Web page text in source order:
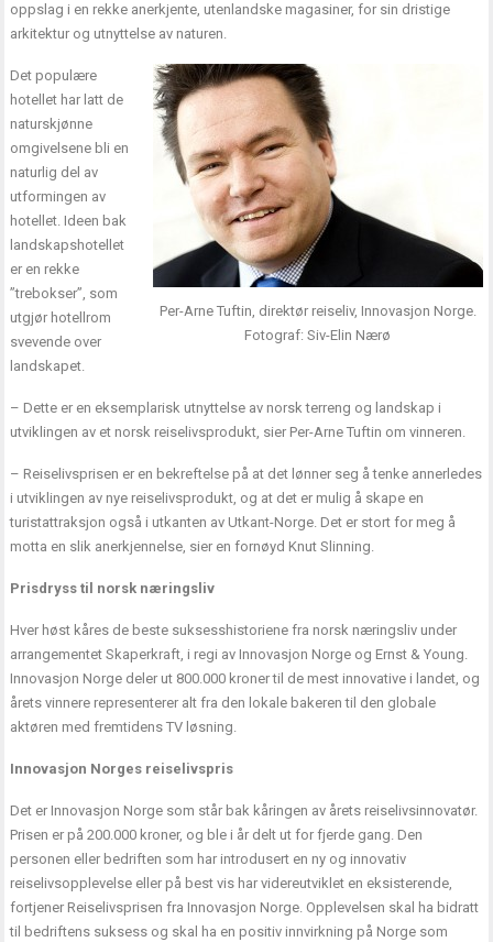
oppslag i en rekke anerkjente, utenlandske magasiner, for sin dristige
arkitektur og utnyttelse av naturen.
Per-Arne Tuftin, direktør reiseliv, Innovasjon Norge.
Fotograf: Siv-Elin Nærø
Det populære
hotellet har latt de
naturskjønne
omgivelsene bli en
naturlig del av
utformingen av
hotellet. Ideen bak
landskapshotellet
er en rekke
”trebokser”, som
utgjør hotellrom
svevende over
landskapet.
– Dette er en eksemplarisk utnyttelse av norsk terreng og landskap i
utviklingen av et norsk reiselivsprodukt, sier Per-Arne Tuftin om vinneren.
– Reiselivsprisen er en bekreftelse på at det lønner seg å tenke annerledes
i utviklingen av nye reiselivsprodukt, og at det er mulig å skape en
turistattraksjon også i utkanten av Utkant-Norge. Det er stort for meg å
motta en slik anerkjennelse, sier en fornøyd Knut Slinning.
Prisdryss til norsk næringsliv
Hver høst kåres de beste suksesshistoriene fra norsk næringsliv under
arrangementet Skaperkraft, i regi av Innovasjon Norge og Ernst & Young.
Innovasjon Norge deler ut 800.000 kroner til de mest innovative i landet, og
årets vinnere representerer alt fra den lokale bakeren til den globale
aktøren med fremtidens TV løsning.
Innovasjon Norges reiselivspris
Det er Innovasjon Norge som står bak kåringen av årets reiselivsinnovatør.
Prisen er på 200.000 kroner, og ble i år delt ut for fjerde gang. Den
personen eller bedriften som har introdusert en ny og innovativ
reiselivsopplevelse eller på best vis har videreutviklet en eksisterende,
fortjener Reiselivsprisen fra Innovasjon Norge. Opplevelsen skal ha bidratt
til bedriftens suksess og skal ha en positiv innvirkning på Norge som